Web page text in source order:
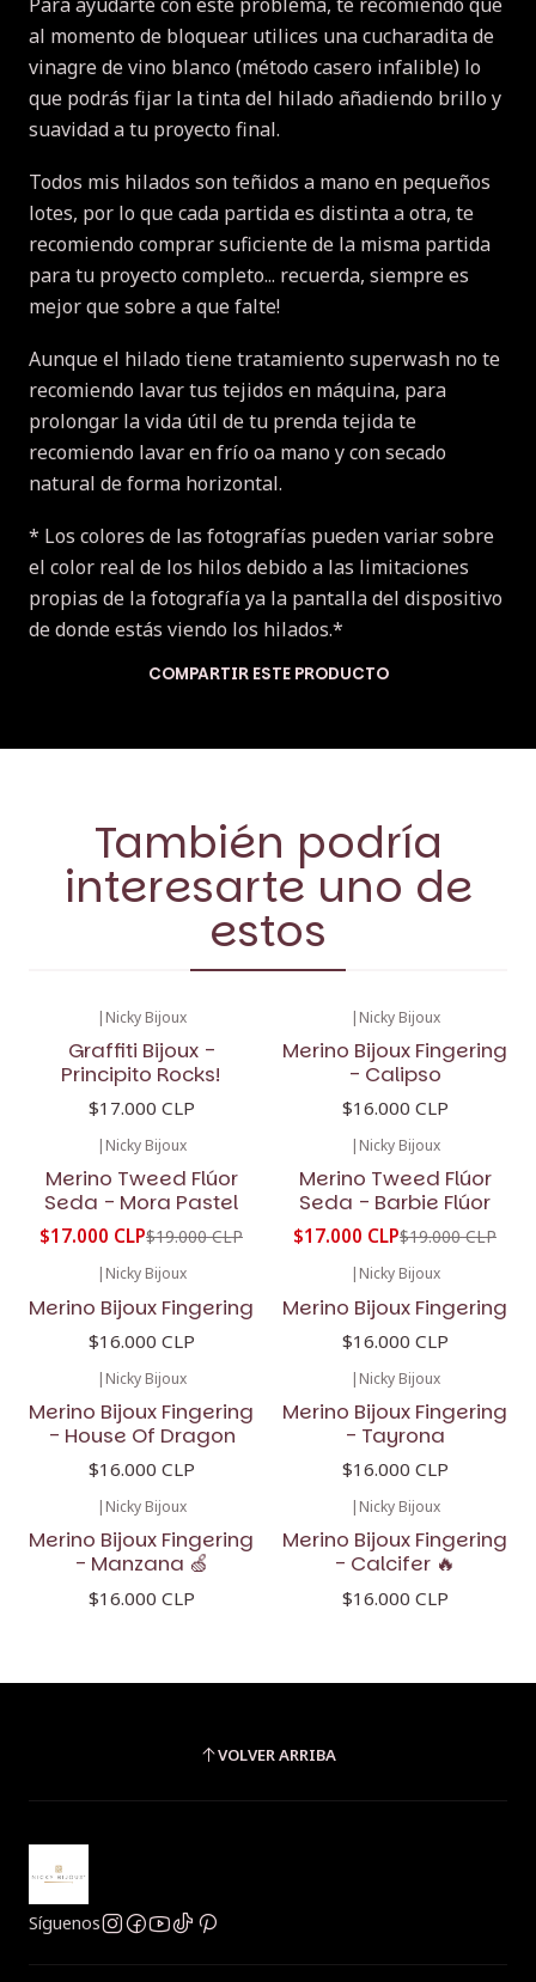
al momento de bloquear utilices una cucharadita de
vinagre de vino blanco (método casero infalible) lo
que podrás fijar la tinta del hilado añadiendo brillo y
suavidad a tu proyecto final.
Todos mis hilados son teñidos a mano en pequeños
lotes, por lo que cada partida es distinta a otra, te
recomiendo comprar suficiente de la misma partida
para tu proyecto completo... recuerda, siempre es
mejor que sobre a que falte!
Aunque el hilado tiene tratamiento superwash no te
recomiendo lavar tus tejidos en máquina, para
prolongar la vida útil de tu prenda tejida te
recomiendo lavar en frío oa mano y con secado
natural de forma horizontal.
* Los colores de las fotografías pueden variar sobre
el color real de los hilos debido a las limitaciones
propias de la fotografía ya la pantalla del dispositivo
de donde estás viendo los hilados.*
COMPARTIR ESTE PRODUCTO
También podría
interesarte uno de
estos
| Nicky Bijoux
Graffiti Bijoux -
Principito Rocks!
$17.000 CLP
| Nicky Bijoux
Merino Bijoux Fingering
- Calipso
$16.000 CLP
| Nicky Bijoux
Merino Tweed Flúor
Seda - Mora Pastel
$17.000 CLP$19.000 CLP
| Nicky Bijoux
Merino Tweed Flúor
Seda - Barbie Flúor
$17.000 CLP$19.000 CLP
| Nicky Bijoux
Merino Bijoux Fingering
$16.000 CLP
| Nicky Bijoux
Merino Bijoux Fingering
$16.000 CLP
| Nicky Bijoux
Merino Bijoux Fingering
- House Of Dragon
$16.000 CLP
| Nicky Bijoux
Merino Bijoux Fingering
- Tayrona
$16.000 CLP
| Nicky Bijoux
Merino Bijoux Fingering
- Manzana 🍏
$16.000 CLP
| Nicky Bijoux
Merino Bijoux Fingering
- Calcifer 🔥
$16.000 CLP
VOLVER ARRIBA
Síguenos